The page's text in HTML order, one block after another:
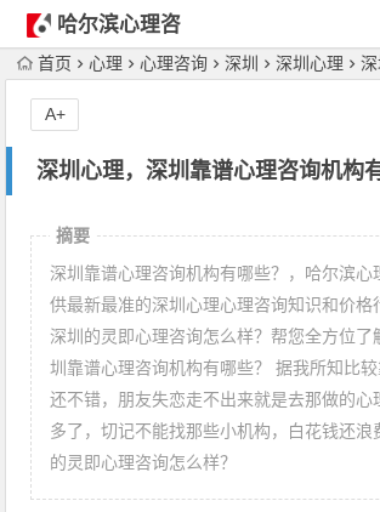
哈尔滨心理咨
询首页 心理 心理咨询 深圳 深圳心理 深
深圳心理，深圳靠谱心理咨询机构
A+
摘要
深圳靠谱心理咨询机构有哪些？，哈尔滨心
供最新最准的深圳心理心理咨询知识和价格
深圳的灵即心理咨询怎么样？帮您全方位了
圳靠谱心理咨询机构有哪些？ 据我所知比
还不错，朋友失恋走不出来就是去那做的心
多了，切记不能找那些小机构，白花钱还浪
的灵即心理咨询怎么样？